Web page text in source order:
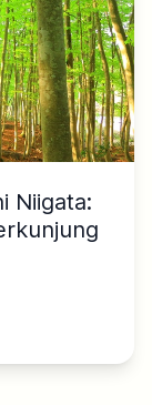
Niigata: